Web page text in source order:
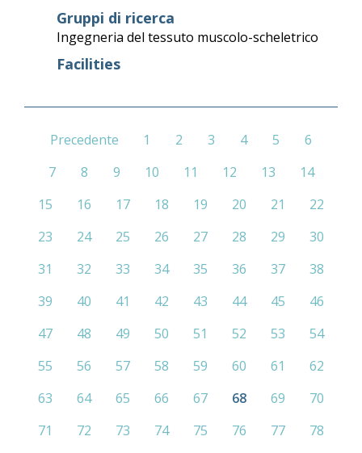
Gruppi di ricerca
Ingegneria del tessuto muscolo-scheletrico
Facilities
Precedente 1 2 3 4 5
6
7
8 9 10 11 12 13
14
15
16 17 18 19 20 21
22
23
24 25 26 27 28 29
30
31
32 33 34 35 36 37
38
39
40 41 42 43 44 45
46
47
48 49 50 51 52 53
54
55
56 57 58 59 60 61
62
63
64 65 66 67 68 69
70
71
72 73 74 75 76 77
78